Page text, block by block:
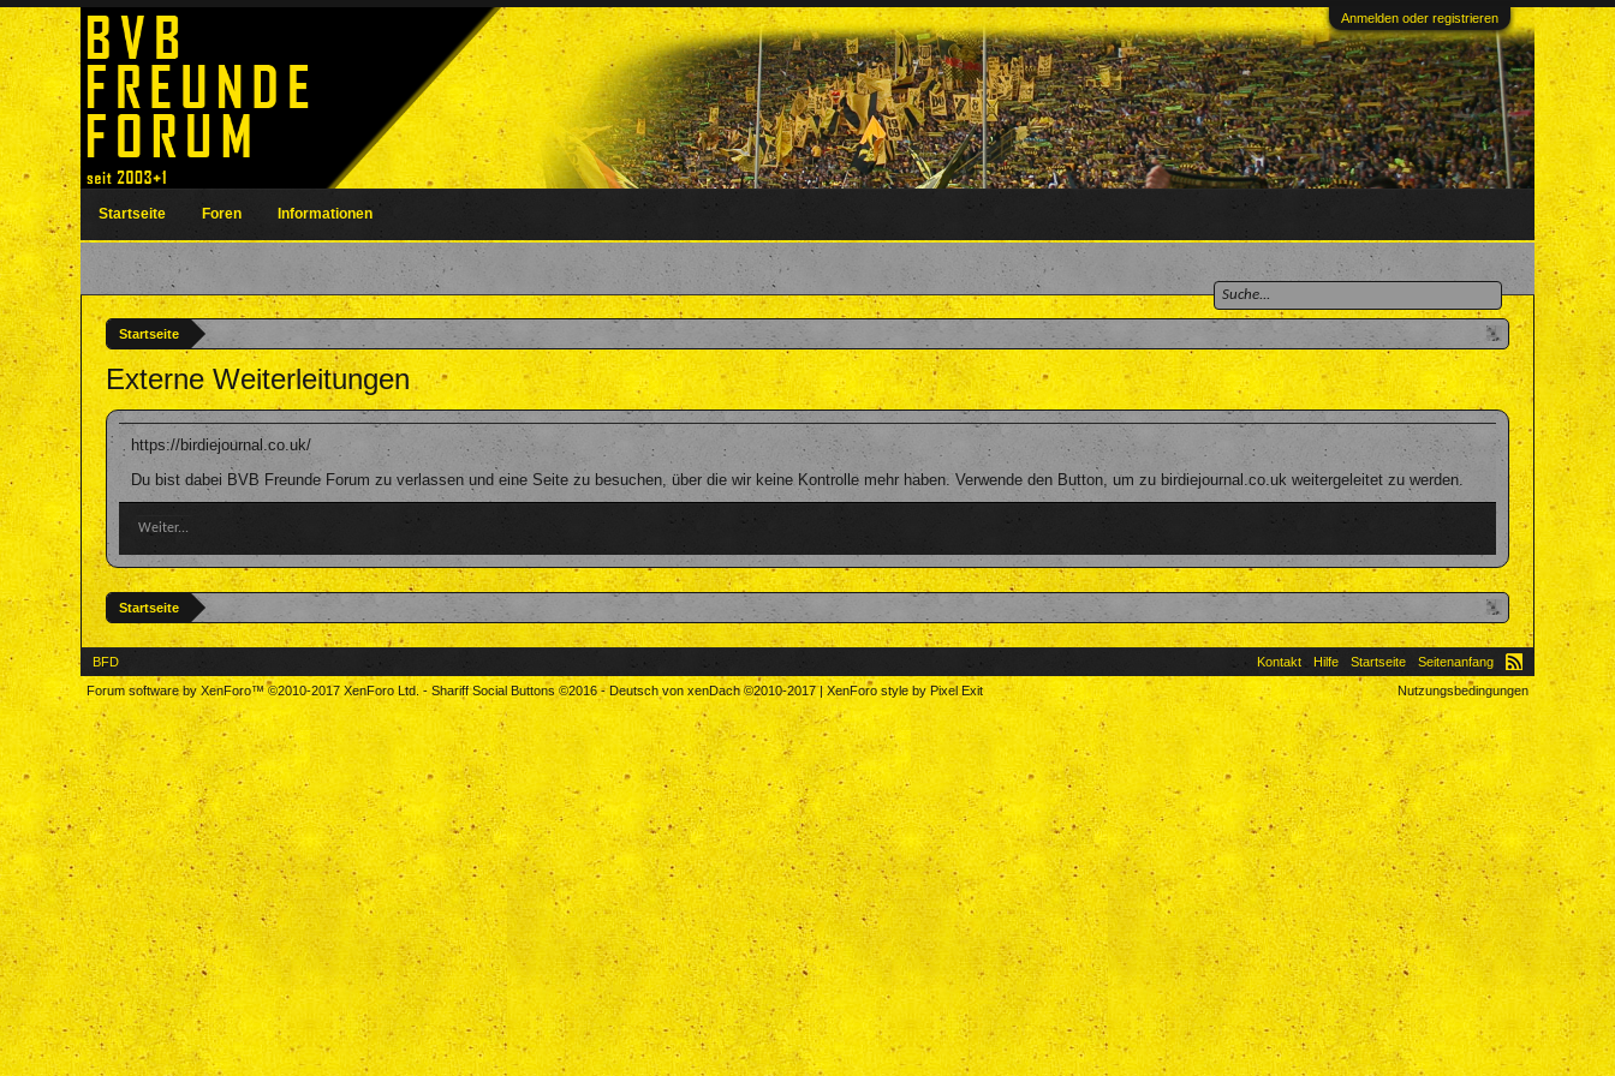
Anmelden oder registrieren
Startseite
Externe Weiterleitungen
https://birdiejournal.co.uk/
Du bist dabei BVB Freunde Forum zu verlassen und eine Seite zu besuchen, über die wir keine Kontrolle mehr haben. Verwende den Button, um zu birdiejournal.co.uk weitergeleitet zu werden.
Weiter...
Startseite
Startseite Foren Informationen
BFD Kontakt Hilfe Startseite
Seitenanfang
Nutzungsbedingungen
Forum software by XenForo™©2010-2017 XenForo Ltd. -Shariff Social Buttons©2016-Deutsch von xenDach©2010-2017 | XenForo style by Pixel Exit